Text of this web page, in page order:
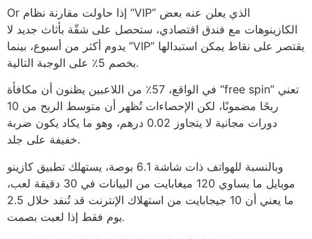
Or إذا حاولت مقارنة نظام “VIP” الذي يعلن عنه بعض
الكازينوهات مع فندق اقتصادي، ستحصل على شقّة بأثاث جديد لا
يدوم أكثر من أسبوع، بينما “VIP” يقتصر على نقاط يمكن استبدالها
بخصم 5٪ على الوجبة التالية.
في الواقع، 57٪ من اللاعبين يظنون أن مكافأة “free spin” تعني
ربحًا مضمونًا، لكن الإحصاءات تُظهر أن متوسط الربح من 10
دورات مجانية لا يتجاوز 0.02 درهم، وهو ما يكاد يكون ضربة
خفيفة على جلد.
وبالنسبة للهواتف ذات شاشة 6.1 بوصة، يستهلك تطبيق كازينو
موبايل ما يساوي 120 ميغابايت من البيانات في 30 دقيقة لعب،
ما يعني أن 10 جيجابايت من استهلاك الإنترنت قد تُنفد خلال 2.5
يوم فقط إذا لعبت بصمت.